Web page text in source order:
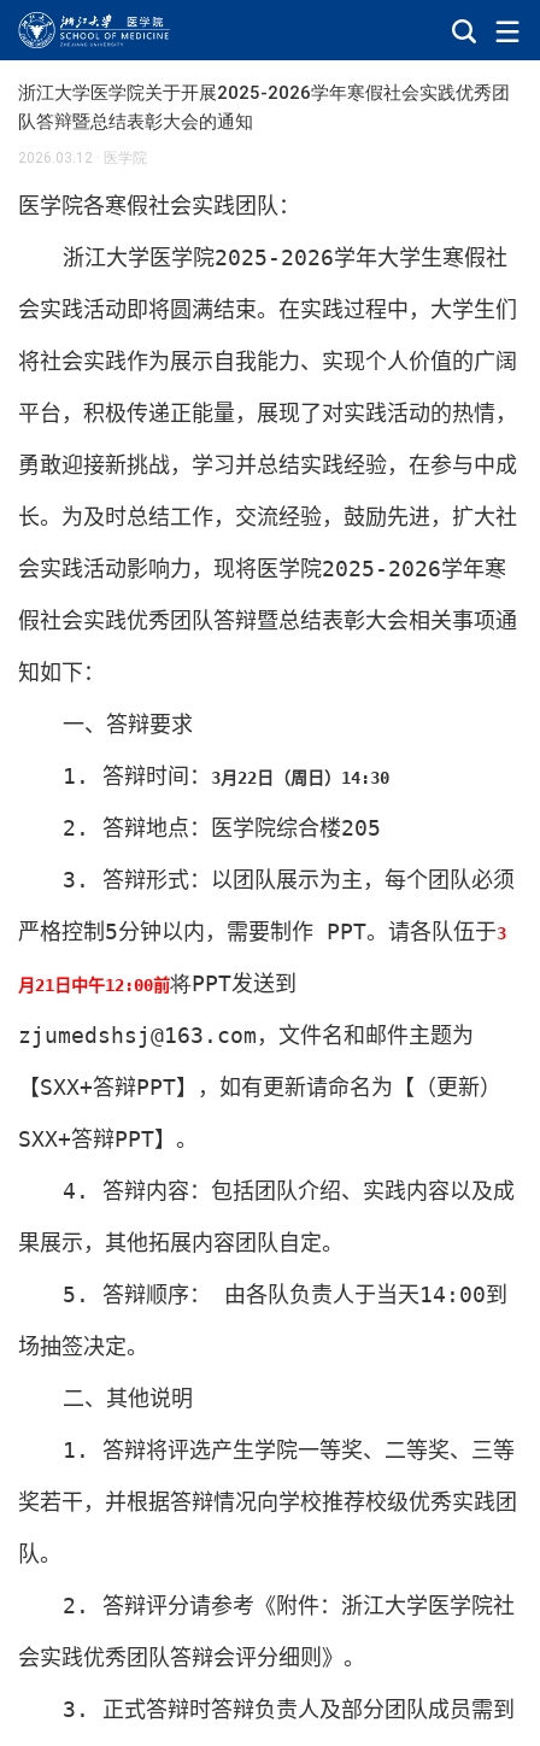
浙江大学医学院关于开展2025-2026学年寒假社会实践优秀团
队答辩暨总结表彰大会的通知
2026.03.12 · 医学院
医学院各寒假社会实践团队：
浙江大学医学院2025-2026学年大学生寒假社
会实践活动即将圆满结束。在实践过程中，大学生们
将社会实践作为展示自我能力、实现个人价值的广阔
平台，积极传递正能量，展现了对实践活动的热情，
勇敢迎接新挑战，学习并总结实践经验，在参与中成
长。为及时总结工作，交流经验，鼓励先进，扩大社
会实践活动影响力，现将医学院2025-2026学年寒
假社会实践优秀团队答辩暨总结表彰大会相关事项通
知如下：
一、答辩要求
1. 答辩时间：3月 22 日（周日） 14:30
2. 答辩地点：医学院综合楼205
3. 答辩形式：以团队展示为主，每个团队必须
严格控制 5分钟以内，需要制作 PPT。请各队伍于3
月 21 日中午12:00前将PPT发送到
zjumedshsj@163.com，文件名和邮件主题为
【SXX+答辩PPT】，如有更新请命名为【（更新）
SXX+答辩PPT】。
4. 答辩内容：包括团队介绍、实践内容以及成
果展示，其他拓展内容团队自定。
5. 答辩顺序： 由各队负责人于当天14:00到
场抽签决定。
二、其他说明
1. 答辩将评选产生学院一等奖、二等奖、三等
奖若干，并根据答辩情况向学校推荐校级优秀实践团
队。
2. 答辩评分请参考《附件：浙江大学医学院社
会实践优秀团队答辩会评分细则》。
3. 正式答辩时答辩负责人及部分团队成员需到